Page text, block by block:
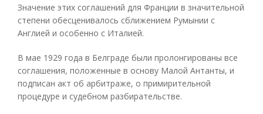
Значение этих соглашений для Франции в значительной
степени обесценивалось сближением Румынии с
Англией и особенно с Италией.
В мае 1929 года в Белграде были пролонгированы все
соглашения, положенные в основу Малой Антанты, и
подписан акт об арбитраже, о примирительной
процедуре и судебном разбирательстве.